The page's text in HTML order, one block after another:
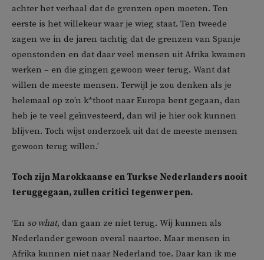
achter het verhaal dat de grenzen open moeten. Ten
eerste is het willekeur waar je wieg staat. Ten tweede
zagen we in de jaren tachtig dat de grenzen van Spanje
openstonden en dat daar veel mensen uit Afrika kwamen
werken – en die gingen gewoon weer terug. Want dat
willen de meeste mensen. Terwijl je zou denken als je
helemaal op zo’n k*tboot naar Europa bent gegaan, dan
heb je te veel geïnvesteerd, dan wil je hier ook kunnen
blijven. Toch wijst onderzoek uit dat de meeste mensen
gewoon terug willen.’
Toch zijn Marokkaanse en Turkse Nederlanders nooit
teruggegaan, zullen critici tegenwerpen.
‘En so what, dan gaan ze niet terug. Wij kunnen als
Nederlander gewoon overal naartoe. Maar mensen in
Afrika kunnen niet naar Nederland toe. Daar kan ik me